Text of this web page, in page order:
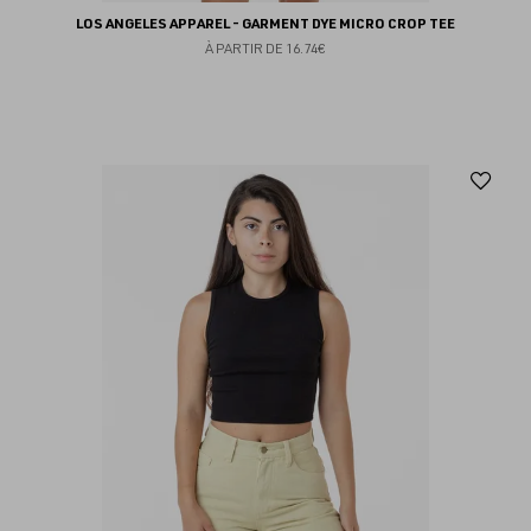
LOS ANGELES APPAREL - GARMENT DYE MICRO CROP TEE
À PARTIR DE 16.74€